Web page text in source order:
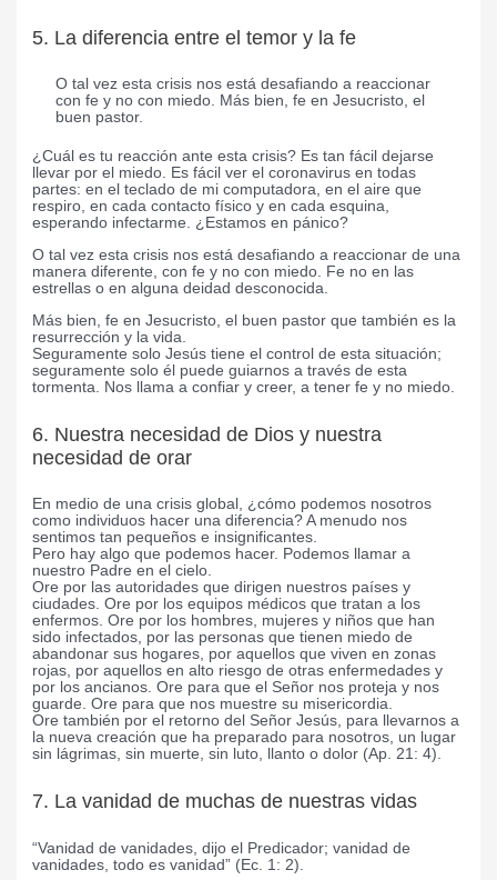
5. La diferencia entre el temor y la fe
O tal vez esta crisis nos está desafiando a reaccionar
con fe y no con miedo. Más bien, fe en Jesucristo, el
buen pastor.
¿Cuál es tu reacción ante esta crisis? Es tan fácil dejarse
llevar por el miedo. Es fácil ver el coronavirus en todas
partes: en el teclado de mi computadora, en el aire que
respiro, en cada contacto físico y en cada esquina,
esperando infectarme. ¿Estamos en pánico?
O tal vez esta crisis nos está desafiando a reaccionar de una
manera diferente, con fe y no con miedo. Fe no en las
estrellas o en alguna deidad desconocida.
Más bien, fe en Jesucristo, el buen pastor que también es la
resurrección y la vida.
Seguramente solo Jesús tiene el control de esta situación;
seguramente solo él puede guiarnos a través de esta
tormenta. Nos llama a confiar y creer, a tener fe y no miedo.
6. Nuestra necesidad de Dios y nuestra
necesidad de orar
En medio de una crisis global, ¿cómo podemos nosotros
como individuos hacer una diferencia? A menudo nos
sentimos tan pequeños e insignificantes.
Pero hay algo que podemos hacer. Podemos llamar a
nuestro Padre en el cielo.
Ore por las autoridades que dirigen nuestros países y
ciudades. Ore por los equipos médicos que tratan a los
enfermos. Ore por los hombres, mujeres y niños que han
sido infectados, por las personas que tienen miedo de
abandonar sus hogares, por aquellos que viven en zonas
rojas, por aquellos en alto riesgo de otras enfermedades y
por los ancianos. Ore para que el Señor nos proteja y nos
guarde. Ore para que nos muestre su misericordia.
Ore también por el retorno del Señor Jesús, para llevarnos a
la nueva creación que ha preparado para nosotros, un lugar
sin lágrimas, sin muerte, sin luto, llanto o dolor (Ap. 21: 4).
7. La vanidad de muchas de nuestras vidas
“Vanidad de vanidades, dijo el Predicador; vanidad de
vanidades, todo es vanidad” (Ec. 1: 2).